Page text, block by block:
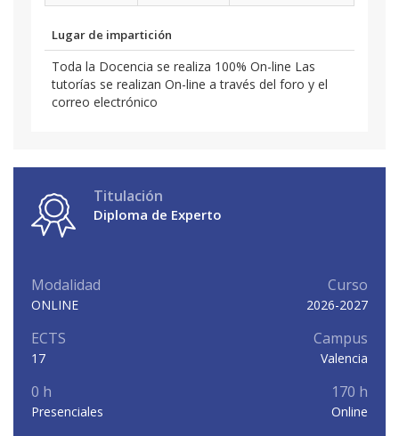
Lugar de impartición
Toda la Docencia se realiza 100% On-line Las
tutorías se realizan On-line a través del foro y el
correo electrónico
Titulación
Diploma de Experto
Modalidad
ONLINE
Curso
2026-2027
ECTS
17
Campus
Valencia
0 h
Presenciales
170 h
Online